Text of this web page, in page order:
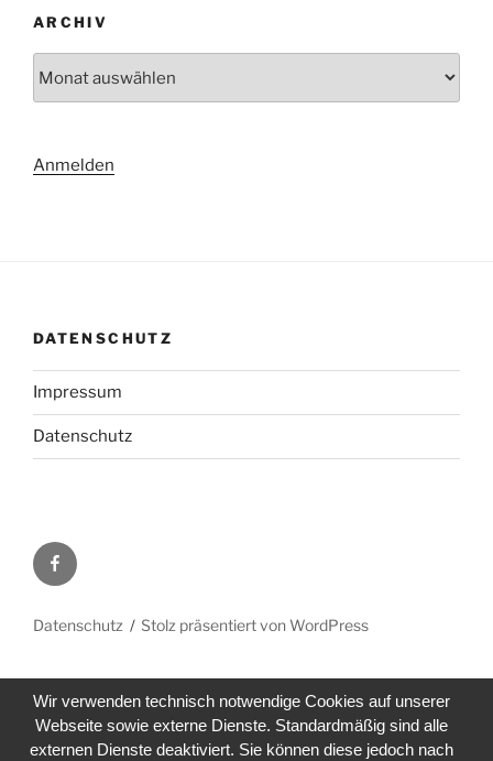
ARCHIV
Anmelden
DATENSCHUTZ
Impressum
Datenschutz
Facebook
Datenschutz Stolz präsentiert von WordPress
Wir verwenden technisch notwendige Cookies auf unserer
Webseite sowie externe Dienste. Standardmäßig sind alle
externen Dienste deaktiviert. Sie können diese jedoch nach